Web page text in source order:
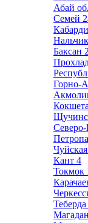
Абай
Семей
Нальчик
Баксан 2
Горно-
Северо-
Кант 4
Токмок
Теберда